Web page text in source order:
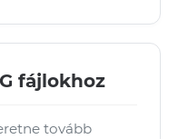
fájlokhoz
tovább